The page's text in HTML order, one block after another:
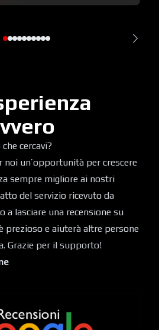
cercavi?
noi un’opportunità per crescere
sempre migliore ai nostri
del servizio ricevuto da
a lasciare una recensione su
prezioso e aiuterà altre persone
Grazie per il supporto!